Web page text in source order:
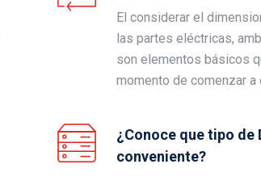
El considerar el
las partes eléctricas,
son elementos básicos
momento de comenzar
¿Conoce que tipo de
conveniente?